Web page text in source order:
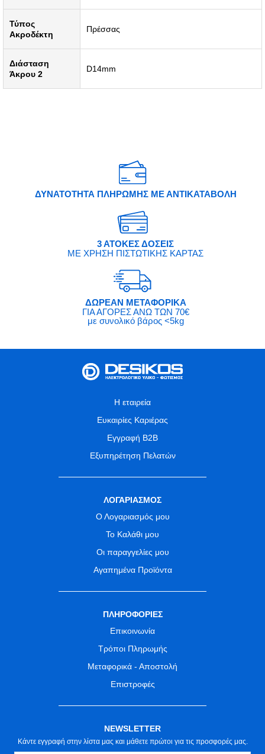
Τύπος
Ακροδέκτη
Πρέσσας
Διάσταση
Άκρου 2
D14mm
ΔΥΝΑΤΟΤΗΤΑ ΠΛΗΡΩΜΗΣ ΜΕ ΑΝΤΙΚΑΤΑΒΟΛΗ
3 ΑΤΟΚΕΣ ΔΟΣΕΙΣ
ΜΕ ΧΡΗΣΗ ΠΙΣΤΩΤΙΚΗΣ ΚΑΡΤΑΣ
ΔΩΡΕΑΝ ΜΕΤΑΦΟΡΙΚΑ
ΓΙΑ ΑΓΟΡΕΣ ΑΝΩ ΤΩΝ 70€
με συνολικό βάρος <5kg
Η εταιρεία
Ευκαιρίες Καριέρας
Εγγραφή B2B
Εξυπηρέτηση Πελατών
ΛΟΓΑΡΙΑΣΜΟΣ
Ο Λογαριασμός μου
Το Καλάθι μου
Οι παραγγελίες μου
Αγαπημένα Προϊόντα
ΠΛΗΡΟΦΟΡΙΕΣ
Επικοινωνία
Τρόποι Πληρωμής
Μεταφορικά - Αποστολή
Επιστροφές
NEWSLETTER
Κάντε εγγραφή στην λίστα μας και μάθετε πρώτοι για τις προσφορές μας.